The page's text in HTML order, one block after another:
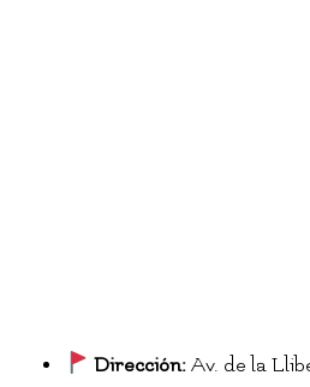
Dirección: Av. de la